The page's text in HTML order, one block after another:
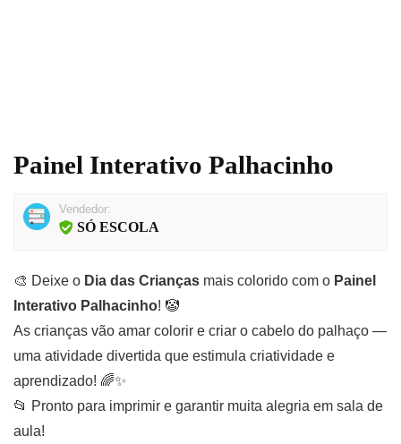
Painel Interativo Palhacinho
Vendedor:
SÓ ESCOLA
🎨 Deixe o Dia das Crianças mais colorido com o Painel
Interativo Palhacinho! 🤡
As crianças vão amar colorir e criar o cabelo do palhaço —
uma atividade divertida que estimula criatividade e
aprendizado! 🌈✨
📂 Pronto para imprimir e garantir muita alegria em sala de
aula!